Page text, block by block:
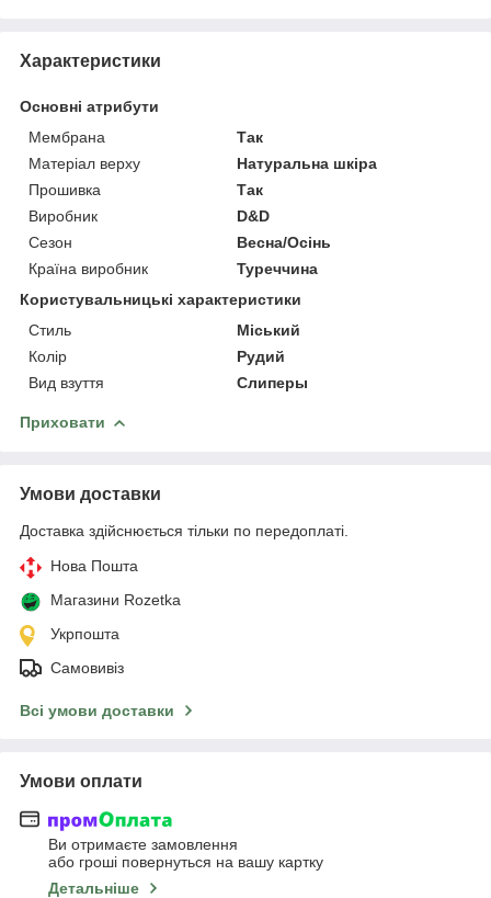
Характеристики
Основні атрибути
Мембрана
Так
Матеріал верху
Натуральна шкіра
Прошивка
Так
Виробник
D&D
Сезон
Весна/Осінь
Країна виробник
Туреччина
Користувальницькі характеристики
Стиль
Міський
Колір
Рудий
Вид взуття
Слиперы
Приховати
Умови доставки
Доставка здійснюється тільки по передоплаті.
Нова Пошта
Магазини Rozetka
Укрпошта
Самовивіз
Всі умови доставки
Умови оплати
Ви отримаєте замовлення
або гроші повернуться на вашу картку
Детальніше